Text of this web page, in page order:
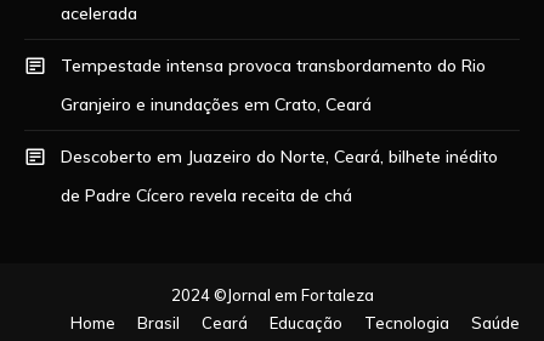
acelerada
Tempestade intensa provoca transbordamento do Rio
Granjeiro e inundações em Crato, Ceará
Descoberto em Juazeiro do Norte, Ceará, bilhete inédito
de Padre Cícero revela receita de chá
2024 ©Jornal em Fortaleza
Home
Brasil Ceará Educação Tecnologia Saúde